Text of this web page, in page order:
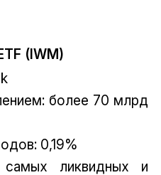
(IWM)
более 70 млрд
0,19%
ликвидных и